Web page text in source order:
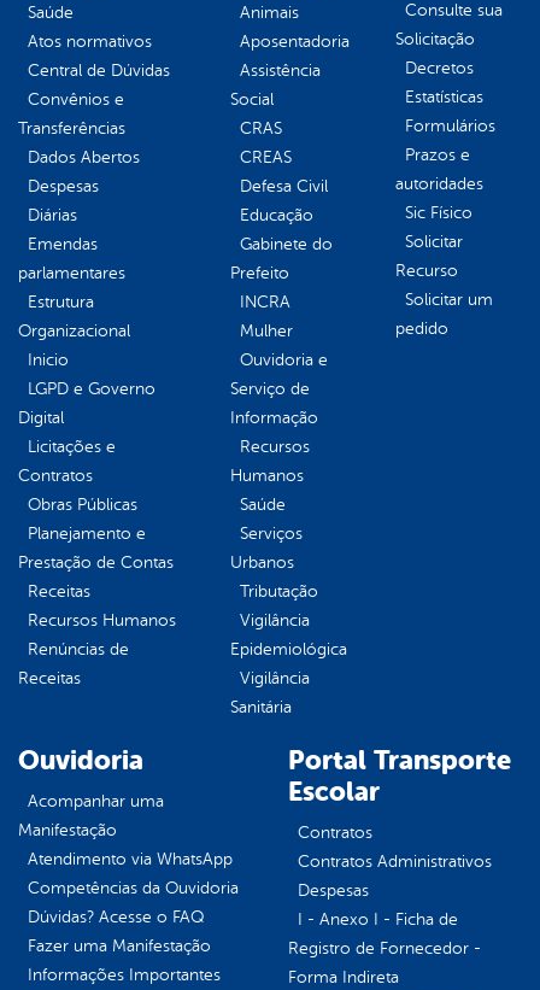
Saúde
Atos normativos
Central de Dúvidas
Convênios e
Transferências
Dados Abertos
Despesas
Diárias
Emendas
parlamentares
Estrutura
Organizacional
Inicio
LGPD e Governo
Digital
Licitações e
Contratos
Obras Públicas
Planejamento e
Prestação de Contas
Receitas
Recursos Humanos
Renúncias de
Receitas
Animais
Aposentadoria
Assistência
Social
CRAS
CREAS
Defesa Civil
Educação
Gabinete do
Prefeito
INCRA
Mulher
Ouvidoria e
Serviço de
Informação
Recursos
Humanos
Saúde
Serviços
Urbanos
Tributação
Vigilância
Epidemiológica
Vigilância
Sanitária
Consulte sua
Solicitação
Decretos
Estatísticas
Formulários
Prazos e
autoridades
Sic Físico
Solicitar
Recurso
Solicitar um
pedido
Ouvidoria
Acompanhar uma
Manifestação
Atendimento via WhatsApp
Competências da Ouvidoria
Dúvidas? Acesse o FAQ
Fazer uma Manifestação
Informações Importantes
Portal Transporte
Escolar
Contratos
Contratos Administrativos
Despesas
I - Anexo I - Ficha de
Registro de Fornecedor -
Forma Indireta